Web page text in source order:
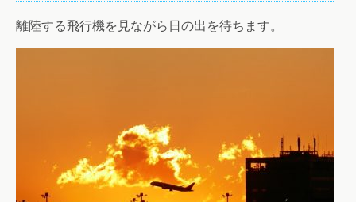
離陸する飛行機を見ながら日の出を待ちます。